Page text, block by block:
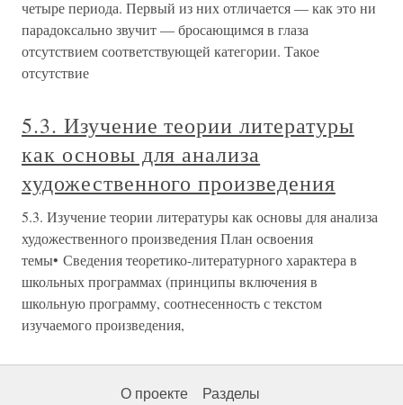
четыре периода. Первый из них отличается — как это ни
парадоксально звучит — бросающимся в глаза
отсутствием соответствующей категории. Такое
отсутствие
5.3. Изучение теории литературы
как основы для анализа
художественного произведения
5.3. Изучение теории литературы как основы для анализа
художественного произведения План освоения
темы• Сведения теоретико-литературного характера в
школьных программах (принципы включения в
школьную программу, соотнесенность с текстом
изучаемого произведения,
О проекте Разделы